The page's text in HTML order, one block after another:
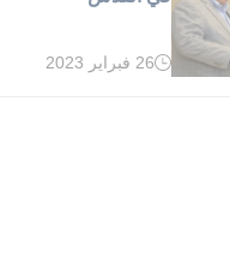
وقت
26 فبراير 2023